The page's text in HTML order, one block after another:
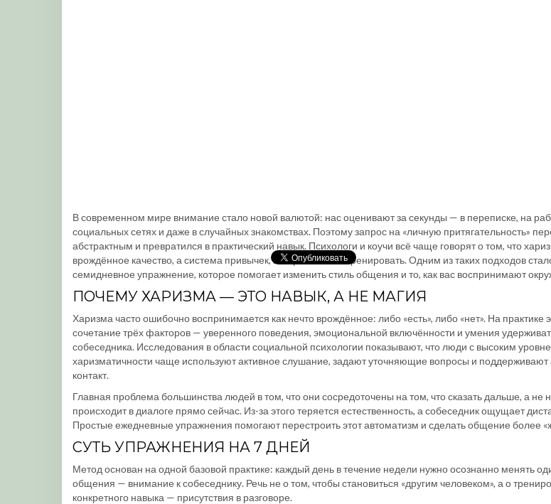
В современном мире внимание стало новой валютой: нас оценивают за секунды — в переписке, на
социальных сетях и даже в случайных знакомствах. Поэтому запрос на «личную притягательность»
абстрактным и превратился в практический навык. Психологи и коучи всё чаще говорят о том, что
врождённое качество, а система привычек, которые можно тренировать. Одним из таких подходов
семидневное упражнение, которое помогает изменить стиль общения и то, как вас воспринимают
ПОЧЕМУ ХАРИЗМА — ЭТО НАВЫК, А НЕ МАГИЯ
Харизма часто ошибочно воспринимается как нечто врождённое: либо «есть», либо «нет». На практике
сочетание трёх факторов — уверенного поведения, эмоциональной включённости и умения
собеседника. Исследования в области социальной психологии показывают, что люди с высоким
харизматичности чаще используют активное слушание, задают уточняющие вопросы и поддерживают
контакт.
Главная проблема большинства людей в том, что они сосредоточены на том, что сказать дальше, а не
происходит в диалоге прямо сейчас. Из-за этого теряется естественность, а собеседник ощущает
Простые ежедневные упражнения помогают перестроить этот автоматизм и сделать общение более
СУТЬ УПРАЖНЕНИЯ НА 7 ДНЕЙ
Метод основан на одной базовой практике: каждый день в течение недели нужно осознанно менять
общения — внимание к собеседнику. Речь не о том, чтобы становиться «другим человеком», а о
конкретного навыка — присутствия в разговоре.